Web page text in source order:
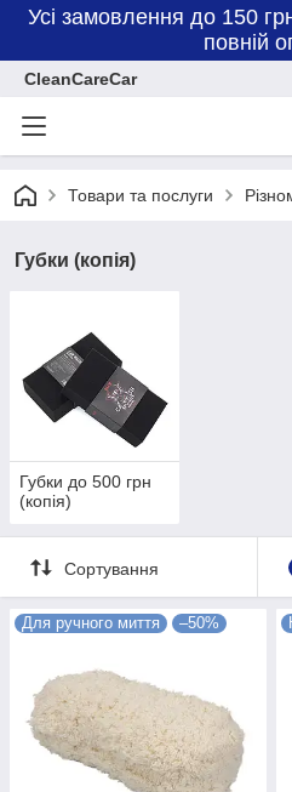
Усі замовлення до 150
повній
CleanCareCar
Товари та послуги
Губки (копія)
Губки до 500 грн
(копія)
Сортування
Для ручного миття –50%